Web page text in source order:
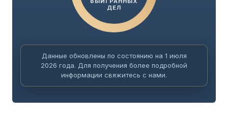
ДЕЛ
Данные обновлены по состоянию на 1 июля
2026 года. Для получения более подробной
информации свяжитесь с нами.